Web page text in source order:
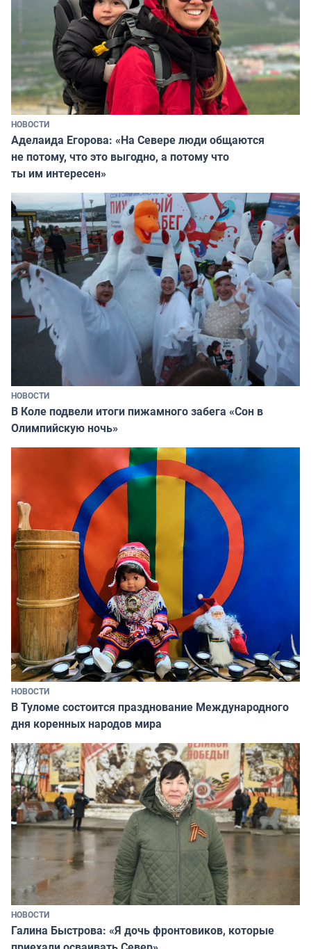
НОВОСТИ
Аделаида Егорова: «На Севере люди общаются
не потому, что это выгодно, а потому что
ты им интересен»
НОВОСТИ
В Коле подвели итоги пижамного забега «Сон в
Олимпийскую ночь»
НОВОСТИ
В Туломе состоится празднование Международного
дня коренных народов мира
НОВОСТИ
Галина Быстрова: «Я дочь фронтовиков, которые